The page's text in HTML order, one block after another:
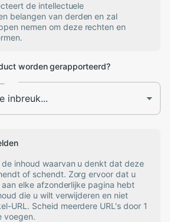
de intellectuele
belangen van derden en zal
nemen om deze rechten en
worden gerapporteerd?
de inhoud waarvan u denkt dat deze
of schendt. Zorg ervoor dat u
elke afzonderlijke pagina hebt
die u wilt verwijderen en niet
URL. Scheid meerdere URL's door 1
voegen.